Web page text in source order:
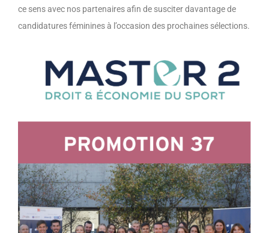
ce sens avec nos partenaires afin de susciter davantage de
candidatures féminines à l’occasion des prochaines sélections.